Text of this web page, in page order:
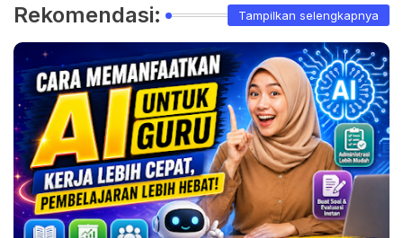
Rekomendasi: Tampilkan selengkapnya